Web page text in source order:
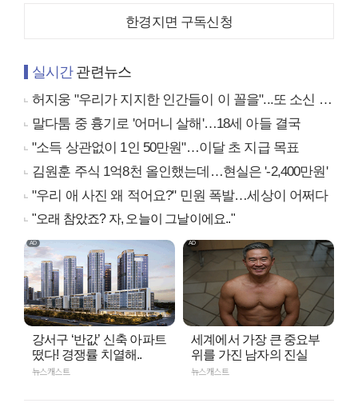
한경지면 구독신청
실시간관련뉴스
허지웅 "우리가 지지한 인간들이 이 꼴을"...또 소신 발언
말다툼 중 흉기로 '어머니 살해'…18세 아들 결국
"소득 상관없이 1인 50만원"…이달 초 지급 목표
김원훈 주식 1억8천 올인했는데…현실은 '-2,400만원'
"우리 애 사진 왜 적어요?" 민원 폭발…세상이 어쩌다
"오래 참았죠? 자, 오늘이 그날이에요.."
강서구 ‘반값’ 신축 아파트
떴다! 경쟁률 치열해..
뉴스캐스트
세계에서 가장 큰 중요부
위를 가진 남자의 진실
뉴스캐스트